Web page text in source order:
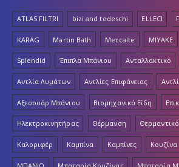
ATLAS FILTRI bizi and tedeschi ELLECI
KARAG Martin Bath Meccalte MIYAKE
Splendid Έπιπλα Μπάνιου Ανταλλακτικό
Αντλία Λυμάτων Αντλίες Επιφάνειας
Αξεσουάρ Μπάνιου Βιομηχανικά Είδη
Ηλεκτροκινητήρας Θέρμανση
Καλοριφέρ Καμπίνα Καμπίνες Κουζίνα